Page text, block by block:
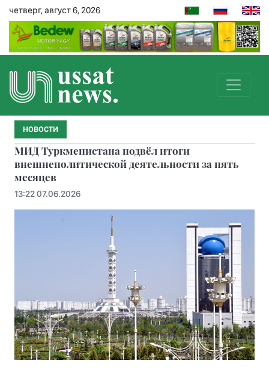
четверг, август 6, 2026
НОВОСТИ
МИД Туркменистана подвёл итоги
внешнеполитической деятельности за пять
месяцев
13:22 07.06.2026